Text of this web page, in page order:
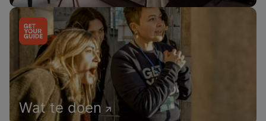
Wat te doen